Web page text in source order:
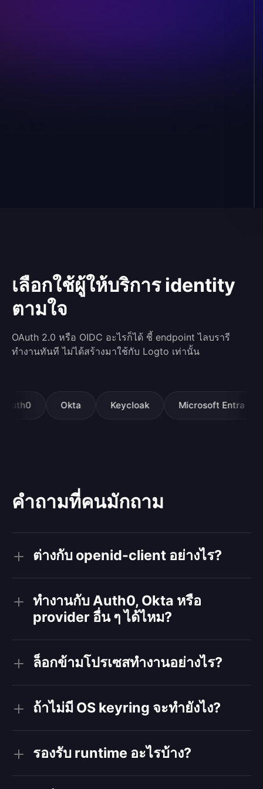
เลือกใช้ผู้ให้บริการ identity
ตามใจ
OAuth 2.0 หรือ OIDC อะไรก็ได้ ชี้ endpoint ไลบรารี
ทำงานทันที ไม่ได้สร้างมาใช้กับ Logto เท่านั้น
Okta Keycloak Microsoft Entra
คำถามที่คนมักถาม
ต่างกับ openid-client อย่างไร?
ทำงานกับ Auth0, Okta หรือ
provider อื่น ๆ ได้ไหม?
ล็อกข้ามโปรเซสทำงานอย่างไร?
ถ้าไม่มี OS keyring จะทำยังไง?
รองรับ runtime อะไรบ้าง?